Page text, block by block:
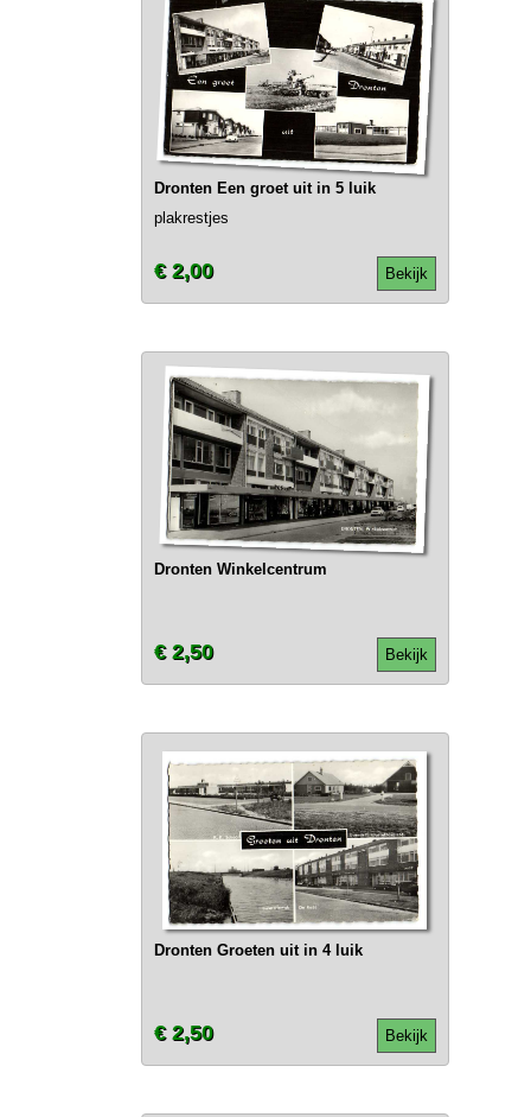
Dronten Een groet uit in 5 luik
plakrestjes
Bekijk
€ 2,00
Dronten Winkelcentrum
Bekijk
€ 2,50
Dronten Groeten uit in 4 luik
Bekijk
€ 2,50